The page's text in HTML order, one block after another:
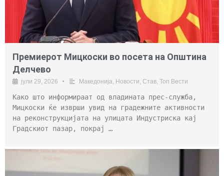
Премиерот Мицкоски во посета на Општина
Делчево
јули 29, 2026 • Македонија Новости Став Топ Вести
Како што информираат од владината прес-служба,
Мицкоски ќе изврши увид на градежните активности
на реконструкцијата на улицата Индустриска кај
Градскиот пазар, покрај …